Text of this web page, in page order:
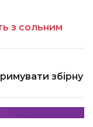
з сольним
збірну